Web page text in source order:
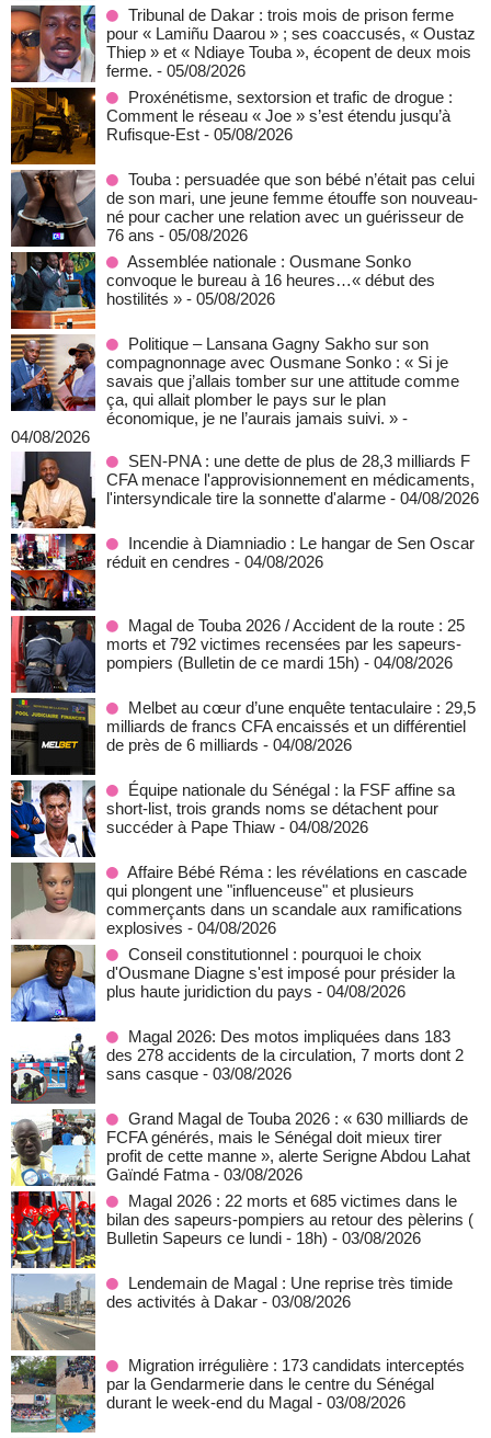
Tribunal de Dakar : trois mois de prison ferme
pour « Lamiñu Daarou » ; ses coaccusés, « Oustaz
Thiep » et « Ndiaye Touba », écopent de deux mois
ferme. - 05/08/2026
Proxénétisme, sextorsion et trafic de drogue :
Comment le réseau « Joe » s’est étendu jusqu’à
Rufisque-Est - 05/08/2026
Touba : persuadée que son bébé n’était pas celui
de son mari, une jeune femme étouffe son nouveau-
né pour cacher une relation avec un guérisseur de
76 ans - 05/08/2026
Assemblée nationale : Ousmane Sonko
convoque le bureau à 16 heures…« début des
hostilités » - 05/08/2026
Politique – Lansana Gagny Sakho sur son
compagnonnage avec Ousmane Sonko : « Si je
savais que j’allais tomber sur une attitude comme
ça, qui allait plomber le pays sur le plan
économique, je ne l’aurais jamais suivi. » -
04/08/2026
SEN-PNA : une dette de plus de 28,3 milliards F
CFA menace l'approvisionnement en médicaments,
l'intersyndicale tire la sonnette d'alarme - 04/08/2026
Incendie à Diamniadio : Le hangar de Sen Oscar
réduit en cendres - 04/08/2026
Magal de Touba 2026 / Accident de la route : 25
morts et 792 victimes recensées par les sapeurs-
pompiers (Bulletin de ce mardi 15h) - 04/08/2026
Melbet au cœur d’une enquête tentaculaire : 29,5
milliards de francs CFA encaissés et un différentiel
de près de 6 milliards - 04/08/2026
Équipe nationale du Sénégal : la FSF affine sa
short-list, trois grands noms se détachent pour
succéder à Pape Thiaw - 04/08/2026
Affaire Bébé Réma : les révélations en cascade
qui plongent une "influenceuse" et plusieurs
commerçants dans un scandale aux ramifications
explosives - 04/08/2026
Conseil constitutionnel : pourquoi le choix
d'Ousmane Diagne s'est imposé pour présider la
plus haute juridiction du pays - 04/08/2026
Magal 2026: Des motos impliquées dans 183
des 278 accidents de la circulation, 7 morts dont 2
sans casque - 03/08/2026
Grand Magal de Touba 2026 : « 630 milliards de
FCFA générés, mais le Sénégal doit mieux tirer
profit de cette manne », alerte Serigne Abdou Lahat
Gaïndé Fatma - 03/08/2026
Magal 2026 : 22 morts et 685 victimes dans le
bilan des sapeurs-pompiers au retour des pèlerins (
Bulletin Sapeurs ce lundi - 18h) - 03/08/2026
Lendemain de Magal : Une reprise très timide
des activités à Dakar - 03/08/2026
Migration irrégulière : 173 candidats interceptés
par la Gendarmerie dans le centre du Sénégal
durant le week-end du Magal - 03/08/2026